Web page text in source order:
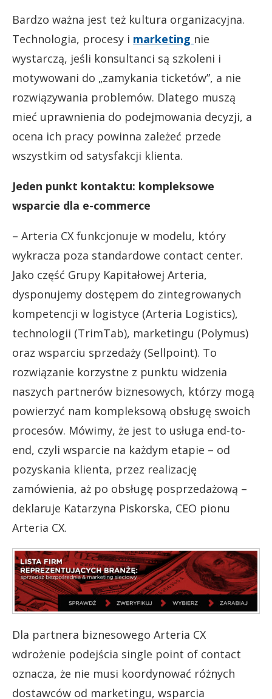
Bardzo ważna jest też kultura organizacyjna.
Technologia, procesy i marketing nie
wystarczą, jeśli konsultanci są szkoleni i
motywowani do „zamykania ticketów”, a nie
rozwiązywania problemów. Dlatego muszą
mieć uprawnienia do podejmowania decyzji, a
ocena ich pracy powinna zależeć przede
wszystkim od satysfakcji klienta.
Jeden punkt kontaktu: kompleksowe
wsparcie dla e-commerce
– Arteria CX funkcjonuje w modelu, który
wykracza poza standardowe contact center.
Jako część Grupy Kapitałowej Arteria,
dysponujemy dostępem do zintegrowanych
kompetencji w logistyce (Arteria Logistics),
technologii (TrimTab), marketingu (Polymus)
oraz wsparciu sprzedaży (Sellpoint). To
rozwiązanie korzystne z punktu widzenia
naszych partnerów biznesowych, którzy mogą
powierzyć nam kompleksową obsługę swoich
procesów. Mówimy, że jest to usługa end-to-
end, czyli wsparcie na każdym etapie – od
pozyskania klienta, przez realizację
zamówienia, aż po obsługę posprzedażową –
deklaruje Katarzyna Piskorska, CEO pionu
Arteria CX.
Dla partnera biznesowego Arteria CX
wdrożenie podejścia single point of contact
oznacza, że nie musi koordynować różnych
dostawców od marketingu, wsparcia